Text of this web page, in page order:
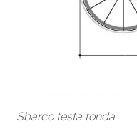
Sbarco testa tonda